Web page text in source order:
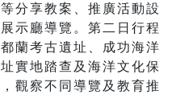
分享教案、推廣活動設
示廳導覽。第二日行程
蘭考古遺址、成功海洋
實地踏查及海洋文化保
觀察不同導覽及教育推